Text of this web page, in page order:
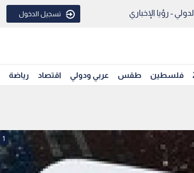
- رؤيا الإخباري تسجيل الدخول
فلسطين طقس عربي ودولي اقتصاد رياضة
1